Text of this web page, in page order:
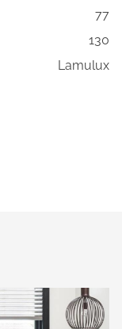
77
130
Lamulux